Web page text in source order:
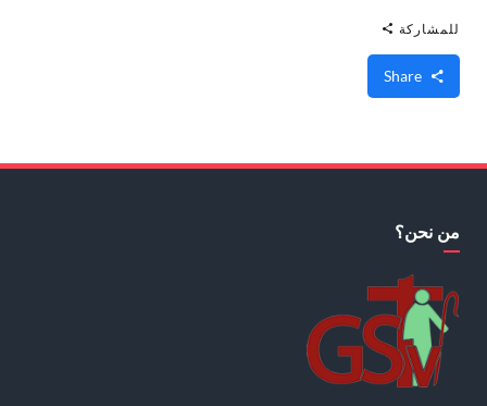
للمشاركة
من نحن؟